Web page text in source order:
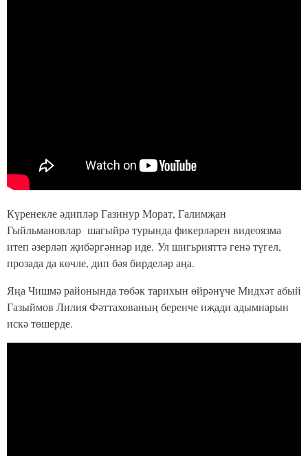
Күренекле әдипләр Газинур Морат, Галимҗан
Гыйльмановлар шагыйрә турында фикерләрен видеоязма
итеп әзерләп җибәргәннәр иде. Ул шигьрияттә генә түгел,
прозада да көчле, дип бәя бирделәр аңа.
Яңа Чишмә районында төбәк тарихын өйрәнүче Мидхәт абый
Газыймов Лилия Фәттахованың беренче иҗади адымнарын
искә төшерде.